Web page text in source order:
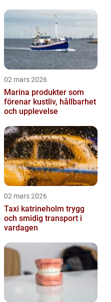
02 mars 2026
Marina produkter som
förenar kustliv, hållbarhet
och upplevelse
02 mars 2026
Taxi katrineholm trygg
och smidig transport i
vardagen